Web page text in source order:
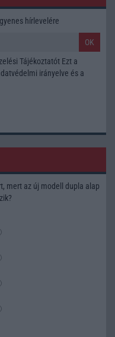
hírlevelére
OK
Tájékoztatót Ezt a
irányelve és a
mert az új modell dupla alap